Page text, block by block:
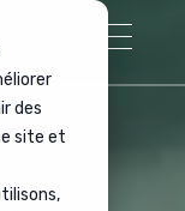
des
site et